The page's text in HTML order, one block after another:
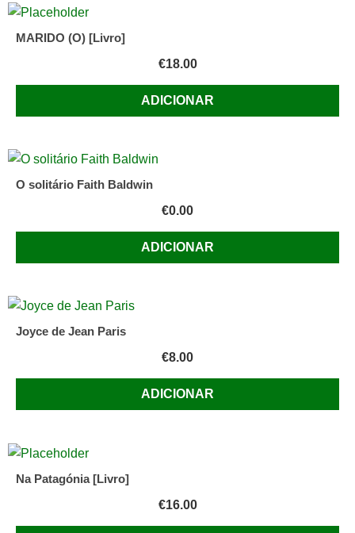
MARIDO (O) [Livro]
€18.00
ADICIONAR
O solitário Faith Baldwin
€0.00
ADICIONAR
Joyce de Jean Paris
€8.00
ADICIONAR
Na Patagónia [Livro]
€16.00